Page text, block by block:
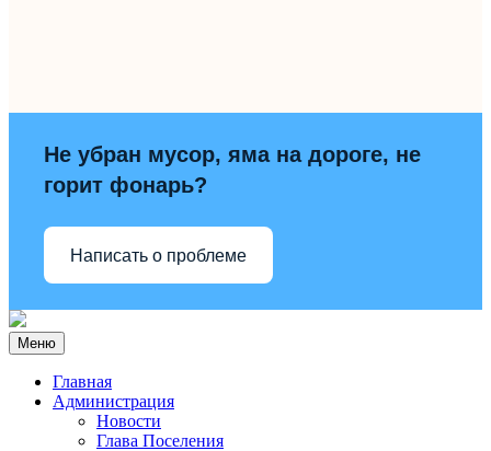
Не убран мусор, яма на дороге, не
горит фонарь?
Написать о проблеме
Меню
Главная
Администрация
Новости
Глава Поселения